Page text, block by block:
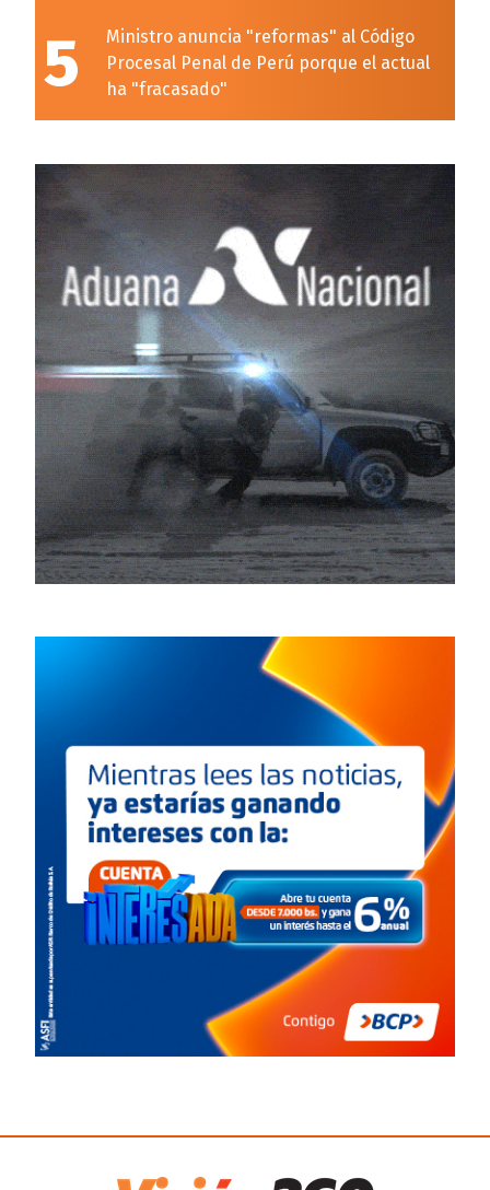
5
Ministro anuncia "reformas" al Código
Procesal Penal de Perú porque el actual
ha "fracasado"